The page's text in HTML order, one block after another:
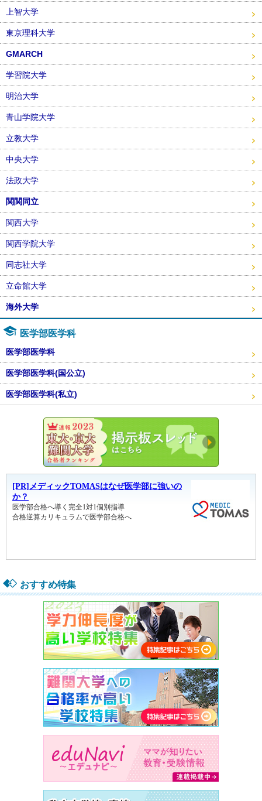
上智大学
東京理科大学
GMARCH
学習院大学
明治大学
青山学院大学
立教大学
中央大学
法政大学
関関同立
関西大学
関西学院大学
同志社大学
立命館大学
海外大学
医学部医学科
医学部医学科
医学部医学科(国公立)
医学部医学科(私立)
おすすめ特集